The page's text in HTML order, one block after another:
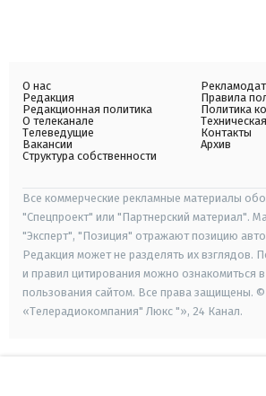
О нас
Редакция
Редакционная политика
О телеканале
Телеведущие
Вакансии
Структура собственности
Правила
Политика
Контакты
Архив
Все коммерческие рекламные материалы
"Спецпроект" или "Партнерский материал".
"Эксперт", "Позиция" отражают позицию
Редакция может не разделять их взглядов.
и правил цитирования можно ознакомиться
пользования сайтом. Все права защищены.
«Телерадиокомпания" Люкс "», 24 Канал.